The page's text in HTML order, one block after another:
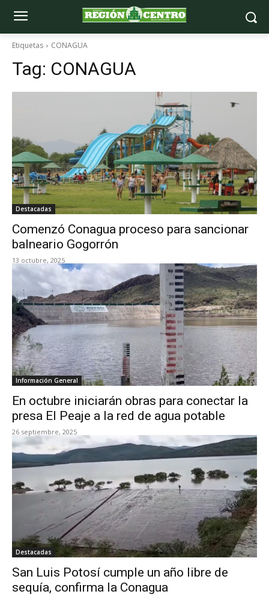
Etiquetas CONAGUA
Tag: CONAGUA
Destacadas
Comenzó Conagua proceso para sancionar
balneario Gogorrón
13 octubre, 2025
Información General
En octubre iniciarán obras para conectar la
presa El Peaje a la red de agua potable
26 septiembre, 2025
Destacadas
San Luis Potosí cumple un año libre de
sequía, confirma la Conagua